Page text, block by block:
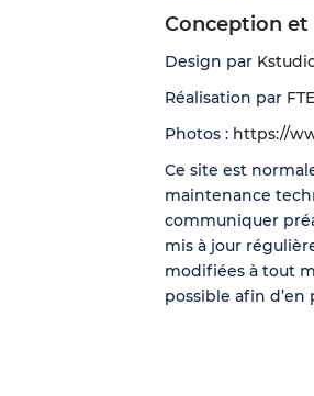
Conception
Design par
Réalisation par
Photos : https://
Ce site est
maintenance
communiquer
mis à jour
modifiées à tout
possible afin